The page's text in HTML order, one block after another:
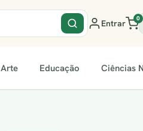
Entrar 0
Arte Educação Ciências